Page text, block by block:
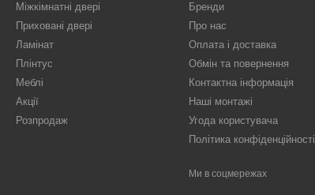
Міжкімнатні двері
Приховані двері
Ламінат
Плінтус
Меблі
Акції
Розпродаж
Бренди
Про нас
Оплата і доставка
Обмін та повернення
Контактна інформація
Наші монтажі
Угода користувача
Політика конфіденційності
Ми в соцмережах